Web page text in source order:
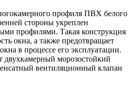
профиля ПВХ белого
стороны укреплен
профилями. Такая конструкция
окна, а также предотвращает
в процессе его эксплуатации.
морозостойкий
вентиляционный клапан